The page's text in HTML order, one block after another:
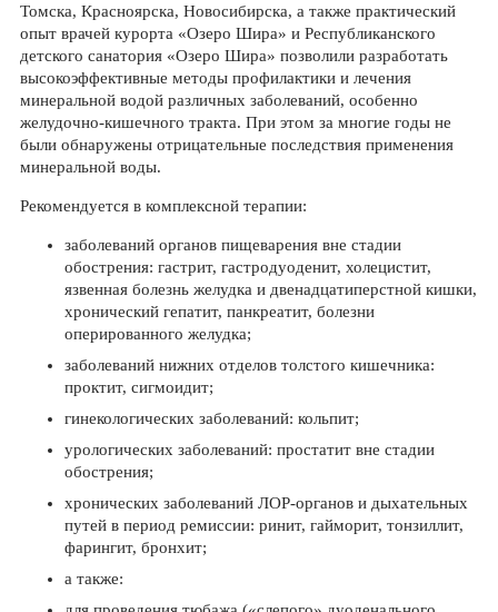
Томска, Красноярска, Новосибирска, а также практический
опыт врачей курорта «Озеро Шира» и Республиканского
детского санатория «Озеро Шира» позволили разработать
высокоэффективные методы профилактики и лечения
минеральной водой различных заболеваний, особенно
желудочно-кишечного тракта. При этом за многие годы не
были обнаружены отрицательные последствия применения
минеральной воды.
Рекомендуется в комплексной терапии:
заболеваний органов пищеварения вне стадии
обострения: гастрит, гастродуоденит, холецистит,
язвенная болезнь желудка и двенадцатиперстной кишки,
хронический гепатит, панкреатит, болезни
оперированного желудка;
заболеваний нижних отделов толстого кишечника:
проктит, сигмоидит;
гинекологических заболеваний: кольпит;
урологических заболеваний: простатит вне стадии
обострения;
хронических заболеваний ЛОР-органов и дыхательных
путей в период ремиссии: ринит, гайморит, тонзиллит,
фарингит, бронхит;
а также: